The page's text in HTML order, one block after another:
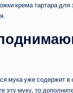
крема тартара для
мука уже содержит в
эту муку, то